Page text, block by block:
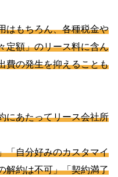
はもちろん、各種税金や
定額」のリース料に含ん
費の発生を抑えることも
にあたってリース会社所
「自分好みのカスタマイ
解約は不可」「契約満了